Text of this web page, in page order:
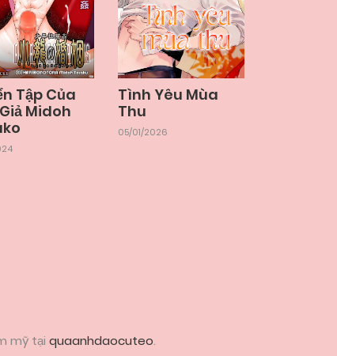
Tập Của
Midoh
Tình Yêu Mùa
Thu
05/01/2026
mỹ tại quaanhdaocuteo.